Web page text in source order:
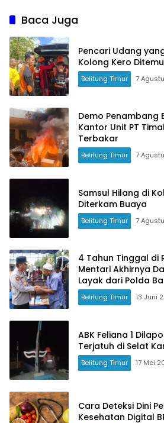
Terdepan
Baca Juga
Pencari Udang
Kolong Kero
Belitung Timur 7
Demo Penambang
Kantor Unit PT
Terbakar
Belitung Timur 7
Samsul Hilang di
Diterkam Buaya
Belitung Timur 7
4 Tahun Tinggal di
Mentari Akhirnya
Layak dari Polda
Belitung Timur 13 Juni
ABK Feliana 1
Terjatuh di Selat
Belitung Timur 17 Mei
Cara Deteksi Dini
Kesehatan Digital